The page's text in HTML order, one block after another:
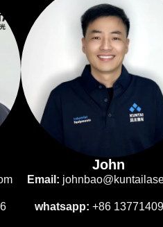
John
Email:
whatsapp: +86